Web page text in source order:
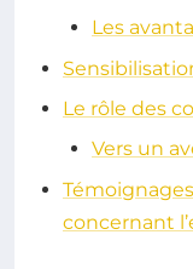
Les
Le rôle des
Vers un
concernant